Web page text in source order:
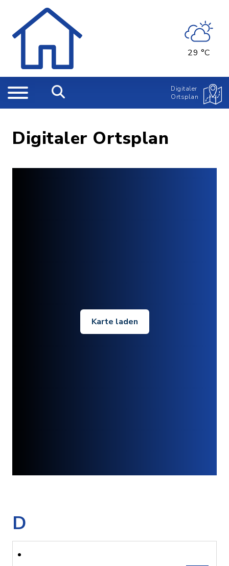
29 °C
Digitaler
Ortsplan
Digitaler Ortsplan
Karte laden
D